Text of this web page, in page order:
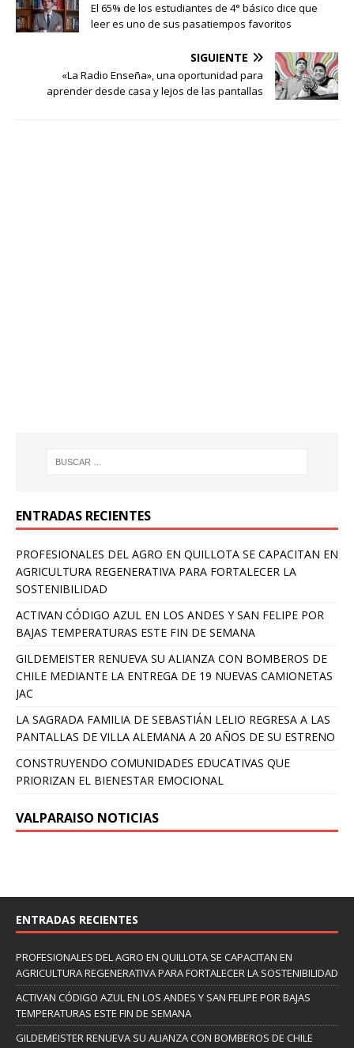
El 65% de los estudiantes de 4° básico dice que
leer es uno de sus pasatiempos favoritos
SIGUIENTE
«La Radio Enseña», una oportunidad para
aprender desde casa y lejos de las pantallas
ENTRADAS RECIENTES
PROFESIONALES DEL AGRO EN QUILLOTA SE CAPACITAN EN
AGRICULTURA REGENERATIVA PARA FORTALECER LA
SOSTENIBILIDAD
ACTIVAN CÓDIGO AZUL EN LOS ANDES Y SAN FELIPE POR
BAJAS TEMPERATURAS ESTE FIN DE SEMANA
GILDEMEISTER RENUEVA SU ALIANZA CON BOMBEROS DE
CHILE MEDIANTE LA ENTREGA DE 19 NUEVAS CAMIONETAS
JAC
LA SAGRADA FAMILIA DE SEBASTIÁN LELIO REGRESA A LAS
PANTALLAS DE VILLA ALEMANA A 20 AÑOS DE SU ESTRENO
CONSTRUYENDO COMUNIDADES EDUCATIVAS QUE
PRIORIZAN EL BIENESTAR EMOCIONAL
VALPARAISO NOTICIAS
ENTRADAS RECIENTES
PROFESIONALES DEL AGRO EN QUILLOTA SE CAPACITAN EN
AGRICULTURA REGENERATIVA PARA FORTALECER LA SOSTENIBILIDAD
ACTIVAN CÓDIGO AZUL EN LOS ANDES Y SAN FELIPE POR BAJAS
TEMPERATURAS ESTE FIN DE SEMANA
GILDEMEISTER RENUEVA SU ALIANZA CON BOMBEROS DE CHILE